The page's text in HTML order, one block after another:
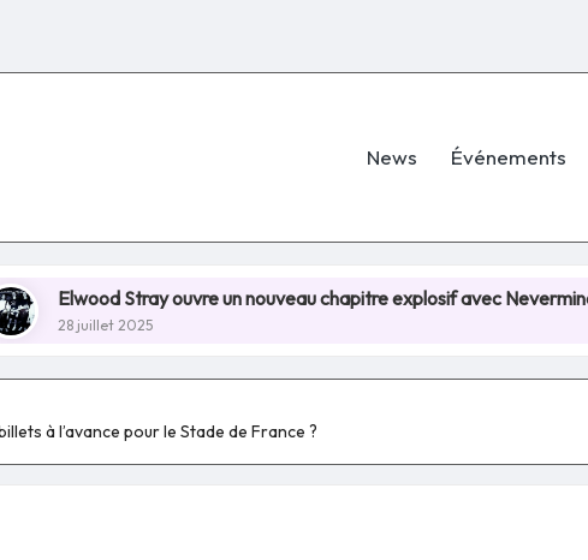
News
Événements
ouvre un nouveau chapitre explosif avec Nevermind !
à l’avance pour le Stade de France ?